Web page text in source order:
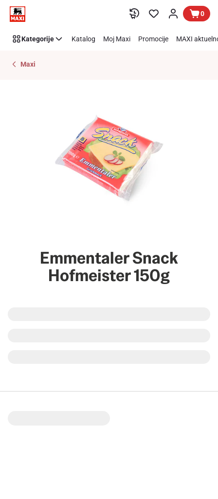
Preskoči link 0
Kategorije Katalog Moj Maxi Promocije MAXI
Maxi
Emmentaler Snack
Hofmeister 150g